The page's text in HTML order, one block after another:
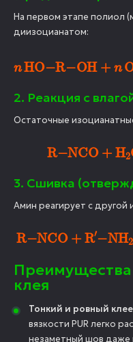
На первом этапе полиол
диизоцианатом:
nHO−R−
2. Реакция с
Остаточные
R−NCO+HA2
3. Сшивка
Амин реагирует с другой
R−NCO+RA′−NHA
Преимущества
клея
Тонкий и ровный
вязкости PUR легко
незаметный шов даже